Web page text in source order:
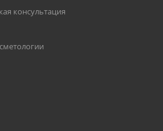
консультация